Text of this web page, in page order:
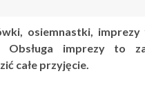
osiemnastki,
Obsługa imprezy to
całe przyjęcie.